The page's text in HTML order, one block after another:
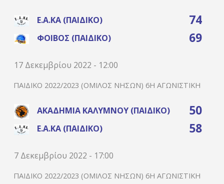
Ε.Α.ΚΑ (ΠΑΙΔΙΚΌ) 74
ΦΟΊΒΟΣ (ΠΑΙΔΙΚΌ) 69
17 Δεκεμβρίου 2022 - 12:00
ΠΑΙΔΙΚΌ 2022/2023 (ΌΜΙΛΟΣ ΝΉΣΩΝ) 6Η ΑΓΩΝΙΣΤΙΚΉ
ΑΚΑΔΗΜΊΑ ΚΑΛΎΜΝΟΥ (ΠΑΙΔΙΚΌ) 50
Ε.Α.ΚΑ (ΠΑΙΔΙΚΌ) 58
7 Δεκεμβρίου 2022 - 17:00
ΠΑΙΔΙΚΌ 2022/2023 (ΌΜΙΛΟΣ ΝΉΣΩΝ) 6Η ΑΓΩΝΙΣΤΙΚΉ